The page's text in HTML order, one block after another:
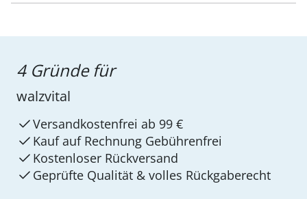
4 Gründe für
walzvital
Versandkostenfrei ab 99 €
Kauf auf Rechnung Gebührenfrei
Kostenloser Rückversand
Geprüfte Qualität & volles Rückgaberecht